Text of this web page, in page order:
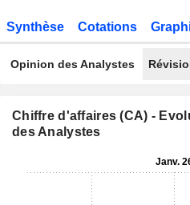
Synthèse Cotations
Opinion des Analystes
Chiffre d'affaires (CA) -
des Analystes